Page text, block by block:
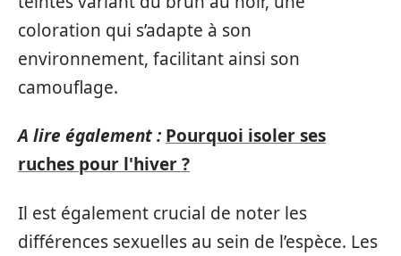
coloration qui s’adapte à son
environnement, facilitant ainsi son
camouflage.
A lire également : Pourquoi isoler ses
ruches pour l'hiver ?
Il est également crucial de noter les
différences sexuelles au sein de l’espèce. Les